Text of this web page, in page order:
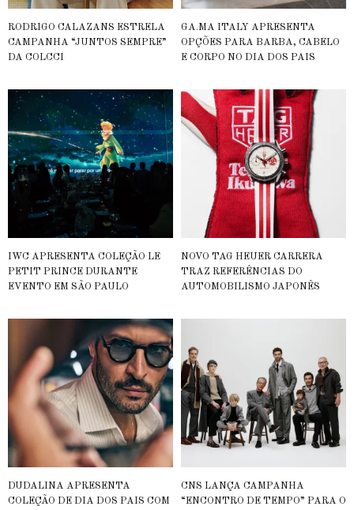
RODRIGO CALAZANS ESTRELA
CAMPANHA “JUNTOS SEMPRE”
DA COLCCI
GA.MA ITALY APRESENTA
OPÇÕES PARA BARBA, CABELO
E CORPO NO DIA DOS PAIS
IWC APRESENTA COLEÇÃO LE
PETIT PRINCE DURANTE
EVENTO EM SÃO PAULO
NOVO TAG HEUER CARRERA
TRAZ REFERÊNCIAS DO
AUTOMOBILISMO JAPONÊS
DUDALINA APRESENTA
COLEÇÃO DE DIA DOS PAIS COM
CNS LANÇA CAMPANHA
“ENCONTRO DE TEMPO” PARA O